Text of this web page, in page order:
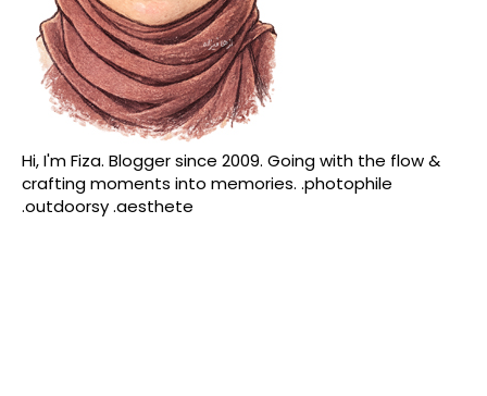
Hi, I'm Fiza. Blogger since 2009. Going with the flow &
crafting moments into memories. .photophile
.outdoorsy .aesthete